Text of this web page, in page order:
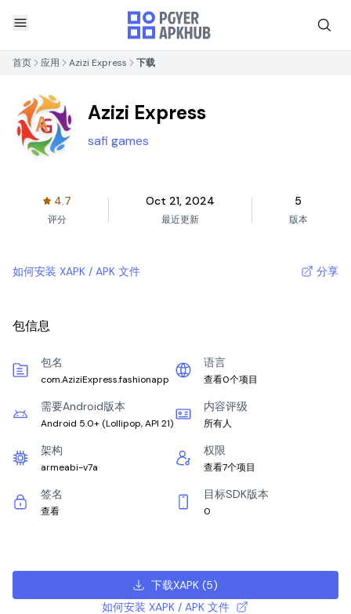
首页 应用 Azizi Express 下载
Azizi Express
safi games
4.7
评分
Oct 21, 2024
最近更新
5
版本
如何安装 XAPK / APK 文件 分享
包信息
包名
com.AziziExpress.fashionapp
语言
查看0个项目
需要Android版本
Android 5.0+ (Lollipop, API 21)
内容评级
所有人
架构
armeabi-v7a
权限
查看7个项目
签名
查看
目标SDK版本
0
下载XAPK (5)
如何安装 XAPK / APK 文件